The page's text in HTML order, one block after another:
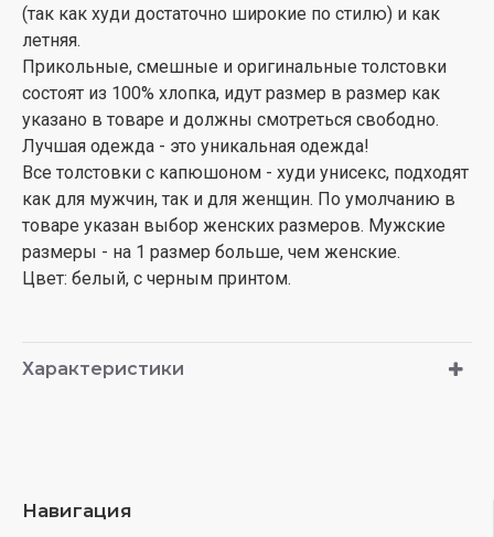
(так как худи достаточно широкие по стилю) и как
летняя.
Прикольные, смешные и оригинальные толстовки
состоят из 100% хлопка, идут размер в размер как
указано в товаре и должны смотреться свободно.
Лучшая одежда - это уникальная одежда!
Все толстовки с капюшоном - худи унисекс, подходят
как для мужчин, так и для женщин. По умолчанию в
товаре указан выбор женских размеров. Мужские
размеры - на 1 размер больше, чем женские.
Цвет: белый, с черным принтом.
Характеристики
Навигация